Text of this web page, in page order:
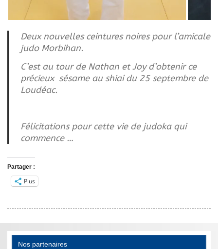
Deux nouvelles ceintures noires pour l’amicale
judo Morbihan.
C’est au tour de Nathan et Joy d’obtenir ce
précieux sésame au shiai du 25 septembre de
Loudéac.
Félicitations pour cette vie de judoka qui
commence …
Partager :
Plus
Nos partenaires